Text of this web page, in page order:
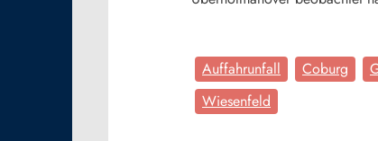
Auffahrunfall Coburg
Wiesenfeld